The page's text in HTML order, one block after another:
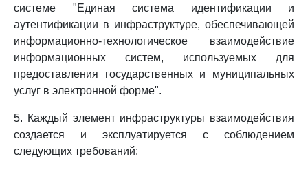
системе "Единая система идентификации и
аутентификации в инфраструктуре, обеспечивающей
информационно-технологическое взаимодействие
информационных систем, используемых для
предоставления государственных и муниципальных
услуг в электронной форме".
5. Каждый элемент инфраструктуры взаимодействия
создается и эксплуатируется с соблюдением
следующих требований: